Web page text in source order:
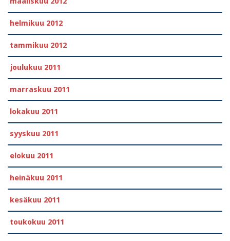
helmikuu 2012
tammikuu 2012
joulukuu 2011
marraskuu 2011
lokakuu 2011
syyskuu 2011
elokuu 2011
heinäkuu 2011
kesäkuu 2011
toukokuu 2011